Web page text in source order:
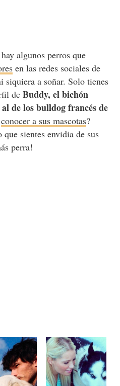
algunos perros que
en las redes sociales de
siquiera a soñar. Solo tienes
de Buddy, el bichón
de los bulldog francés de
conocer a sus mascotas?
que sientes envidia de sus
perra!